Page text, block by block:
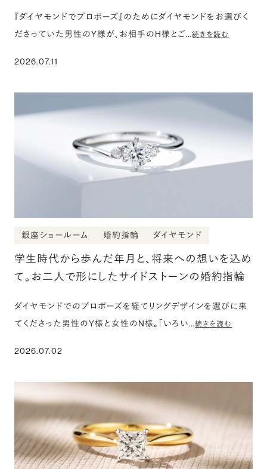
『ダイヤモンドでプロポーズ』のためにダイヤモンドをお選びく
ださっていた男性のY様が、お相手のH様とご…続きを読む
2026.07.11
銀座ショールーム 婚約指輪 ダイヤモンド
学生時代から歩んだ年月と、将来への想いを込め
て。お二人で形にしたサイドストーンの婚約指輪
ダイヤモンドでのプロポーズを経てリングデザインを選びに来
てくださった男性のY様と女性のN様。「いろい…続きを読む
2026.07.02